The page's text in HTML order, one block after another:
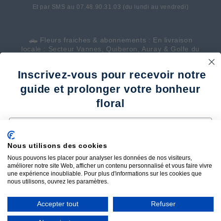
Et par SMS au 07.48.90.31.03 (du lundi au vendredi)
🛻 Fleurs fraiches & abonnements : En livraison
locale : Secteur Vannes, Quiberon, Auray & Golfe du
🇫🇷 Fleurs séchées bio et françaises : Expédition
partout en France
🌟 Évènementiel d'entreprises : partout en Bretagne
Mentions légales
Conditions générales de vente
Livraison
Nous utilisons des cookies
Nous pouvons les placer pour analyser les données de nos visiteurs,
améliorer notre site Web, afficher un contenu personnalisé et vous faire vivre
une expérience inoubliable. Pour plus d'informations sur les cookies que
nous utilisons, ouvrez les paramètres.
Accepter tout Refuser
Inscrivez-vous pour recevoir notre
guide et prolonger votre bonheur
floral
Email
Faire durer mes fleurs fraiches
Prendre soin de ma création en fleurs séchées
Que faire des fleurs après un événement
Recevoir mon guide gratuit